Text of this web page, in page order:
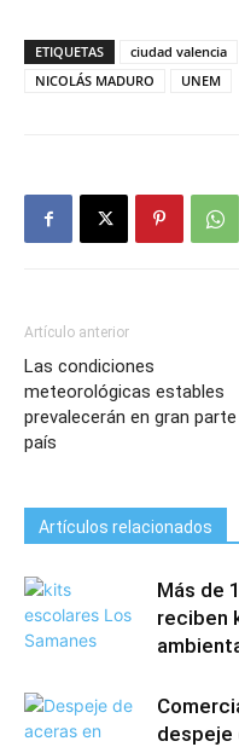
ETIQUETAS ciudad valencia
NICOLÁS MADURO
UNEM
Artículo anterior
Las condiciones
meteorológicas estables
prevalecerán en gran parte
país
Artículos relacionados
Más de
reciben
despeje